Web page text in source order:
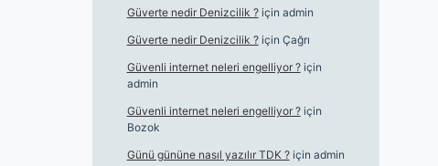
Güverte nedir Denizcilik ?için admin
Güverte nedir Denizcilik ?için Çağrı
Güvenli internet neleri engelliyor ?için
admin
Güvenli internet neleri engelliyor ?için
Bozok
Günü gününe nasıl yazılır TDK ?için admin